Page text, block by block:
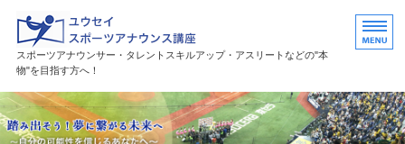
ユウセイスポーツアナウンスス
スポーツアナウンサー・タレントスキルアップ・アスリートなどの"本
物"を目指す方へ！
HOME